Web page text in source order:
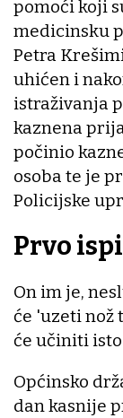
pomoći koji
medicinsku
Petra
uhićen i
istraživanja
kaznena
počinio
osoba te je
Policijske
Prvo
On im je,
će 'uzeti nož
će učiniti
Općinsko
dan kasnije